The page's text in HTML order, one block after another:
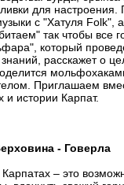
для настроения.
с "Хатуля Folk",
так чтобы все
который
знаний, расскажет о
Приглашаем
и истории Карпат.
- Говерла
– это